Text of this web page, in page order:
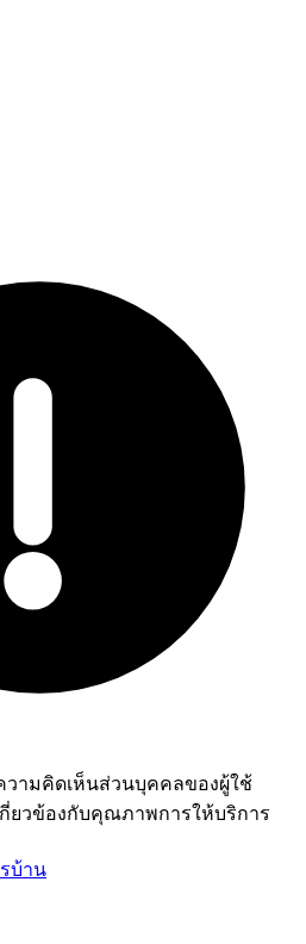
วามคิดเห็นส่วนบุคคลของผู้ใช้
ยวข้องกับคุณภาพการให้บริการ
บ้าน